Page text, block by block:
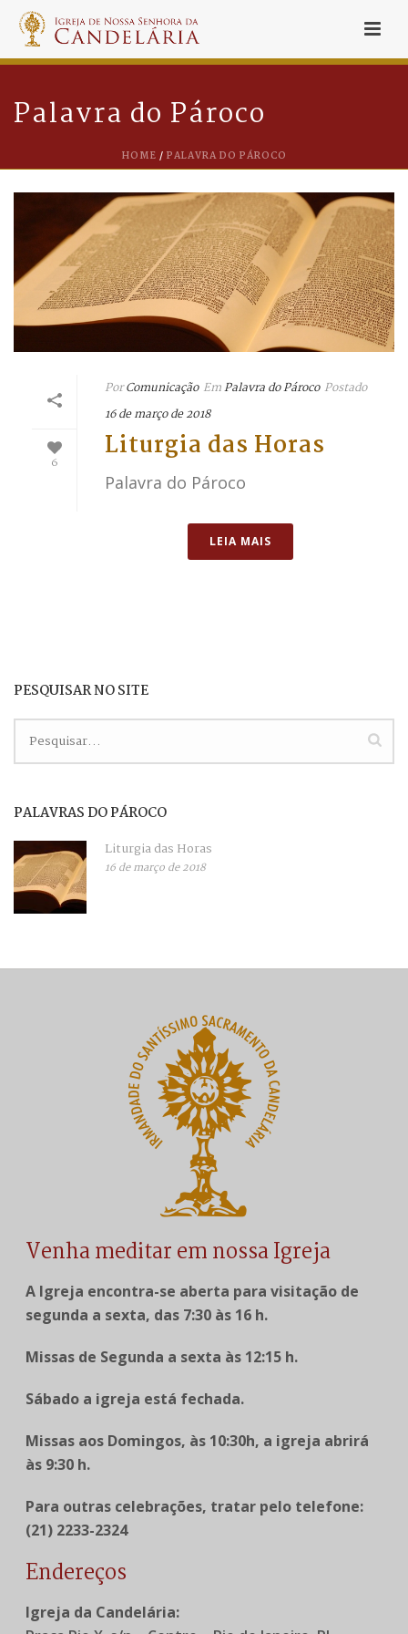
Palavra do Pároco
HOME / PALAVRA DO PÁROCO
6
PorComunicação EmPalavra do Pároco Postado
16 de março de 2018
Liturgia das Horas
Palavra do Pároco
LEIA MAIS
PESQUISAR NO SITE
PALAVRAS DO PÁROCO
Liturgia das Horas
16 de março de 2018
Venha meditar em nossa Igreja
A Igreja encontra-se aberta para visitação de
segunda a sexta, das 7:30 às 16 h.
Missas de Segunda a sexta às 12:15 h.
Sábado a igreja está fechada.
Missas aos Domingos, às 10:30h, a igreja abrirá
às 9:30 h.
Para outras celebrações, tratar pelo telefone:
(21) 2233-2324
Endereços
Igreja da Candelária: